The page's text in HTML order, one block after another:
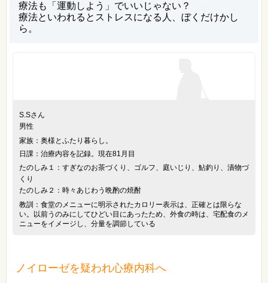
療法も「運動しよう」でいいじゃない？
療法といわれるとストレスになる人、ぼくだけかし
ら。
S.Sさん
男性
家族：奥様とふたり暮らし。
日課：治療内容を記録。現在81月目
たのしみ１：すぎなのお茶づくり、ゴルフ、庭いじり、鮎釣り、漬物づ
くり
たのしみ２：時々あじわう晩酌の焼酎
教訓：食堂のメニューに明示されたカロリー表示は、正確とは限らな
い。以前うのみにしてひどい目にあったため、外食の時は、宅配食のメ
ニューをイメージし、分量を調節している
ノイローゼを疑われ心療内科へ